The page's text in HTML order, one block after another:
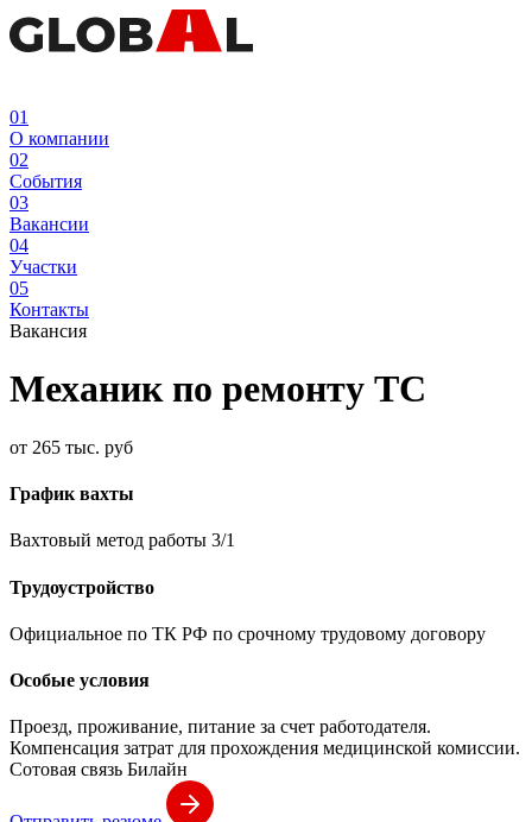
01
О компании
02
События
03
Вакансии
04
Участки
05
Контакты
Вакансия
Механик по ремонту ТС
от 265 тыс. руб
График вахты
Вахтовый метод работы 3/1
Трудоустройство
Официальное по ТК РФ по срочному трудовому договору
Особые условия
Проезд, проживание, питание за счет работодателя.
Компенсация затрат для прохождения медицинской комиссии.
Сотовая связь Билайн